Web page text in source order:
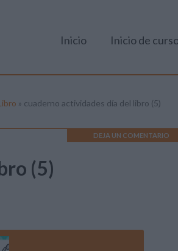
Inicio Inicio de
» cuaderno actividades día del libro (5)
DEJA UN COMENTARIO
(5)